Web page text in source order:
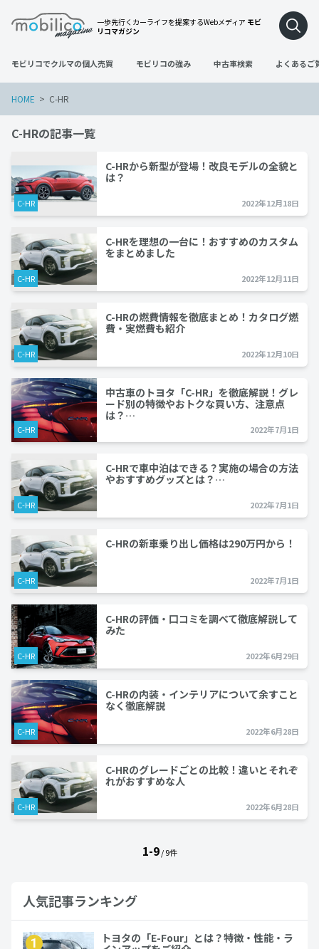
一歩先行くカーライフを提案するWebメディア モビ
リコマガジン
モビリコでクルマの個人売買 モビリコの強み 中古車検索 よくあるご
HOME C-HR
C-HRの記事一覧
C-HR
C-HRから新型が登場！改良モデルの全貌と
は？
2022年12月18日
C-HR
C-HRを理想の一台に！おすすめのカスタム
をまとめました
2022年12月11日
C-HR
C-HRの燃費情報を徹底まとめ！カタログ燃
費・実燃費も紹介
2022年12月10日
C-HR
中古車のトヨタ「C-HR」を徹底解説！グレ
ード別の特徴やおトクな買い方、注意点
は？…
2022年7月1日
C-HR
C-HRで車中泊はできる？実施の場合の方法
やおすすめグッズとは？…
2022年7月1日
C-HR
C-HRの新車乗り出し価格は290万円から！
2022年7月1日
C-HR
C-HRの評価・口コミを調べて徹底解説して
みた
2022年6月29日
C-HR
C-HRの内装・インテリアについて余すこと
なく徹底解説
2022年6月28日
C-HR
C-HRのグレードごとの比較！違いとそれぞ
れがおすすめな人
2022年6月28日
1-9/ 9件
人気記事ランキング